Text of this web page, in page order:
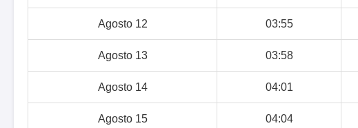
Agosto 12 03:55
Agosto 13 03:58
Agosto 14 04:01
Agosto 15 04:04